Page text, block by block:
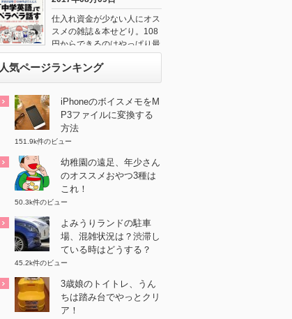
仕入れ資金が少ない人にオス
スメの雑誌＆本せどり。108
円からできるのはやっぱり最
人気ページランキング
iPhoneのボイスメモをM
P3ファイルに変換する
方法
151.9k件のビュー
幼稚園の遠足、年少さん
のオススメおやつ3種は
これ！
50.3k件のビュー
よみうりランドの駐車
場、混雑状況は？渋滞し
ている時はどうする？
45.2k件のビュー
3歳娘のトイトレ、うん
ちは踏み台でやっとクリ
ア！